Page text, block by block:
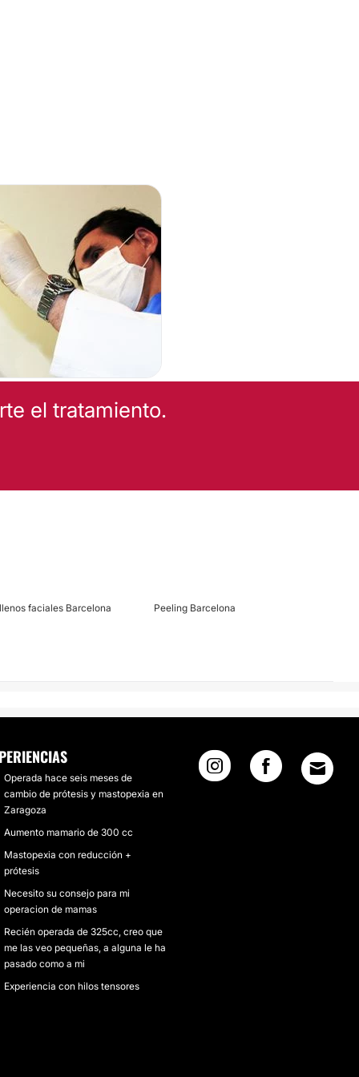
el tratamiento.
faciales Barcelona
Peeling Barcelona
Operada hace seis meses de
cambio de prótesis y mastopexia en
Zaragoza
Aumento mamario de 300 cc
Mastopexia con reducción +
prótesis
Necesito su consejo para mi
operacion de mamas
Recién operada de 325cc, creo que
me las veo pequeñas, a alguna le ha
pasado como a mi
Experiencia con hilos tensores